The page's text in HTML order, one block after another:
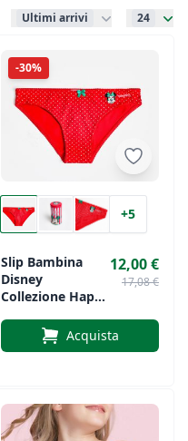
Ultimi arrivi 24
-30%
+5
Slip Bambina
Disney
Collezione Happy
Fantasia Minnie
12,00 €
17,08 €
Acquista